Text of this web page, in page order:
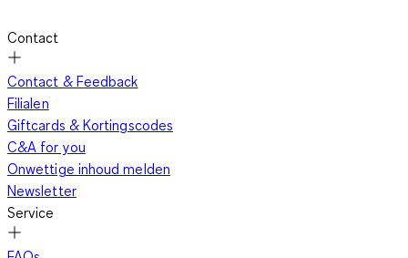
Contact
Contact & Feedback
Filialen
Giftcards & Kortingscodes
C&A for you
Onwettige inhoud melden
Newsletter
Service